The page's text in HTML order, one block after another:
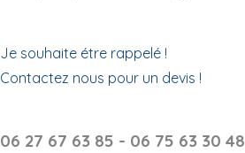
Je souhaite étre rappelé !
Contactez nous pour un devis !
06 27 67 63 85 - 06 75 63 30 48